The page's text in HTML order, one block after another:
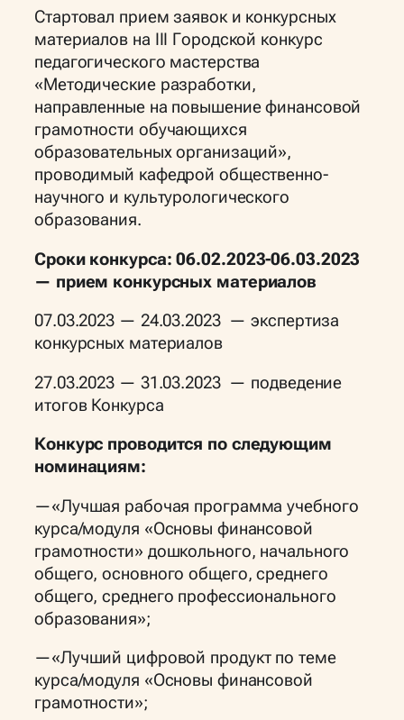
Стартовал прием заявок и конкурсных
материалов на III Городской конкурс
педагогического мастерства
«Методические разработки,
направленные на повышение финансовой
грамотности обучающихся
образовательных организаций»,
проводимый кафедрой общественно-
научного и культурологического
образования.
Сроки конкурса: 06.02.2023-06.03.2023
— прием конкурсных материалов
07.03.2023 — 24.03.2023 — экспертиза
конкурсных материалов
27.03.2023 — 31.03.2023 — подведение
итогов Конкурса
Конкурс проводится по следующим
номинациям:
—«Лучшая рабочая программа учебного
курса/модуля «Основы финансовой
грамотности» дошкольного, начального
общего, основного общего, среднего
общего, среднего профессионального
образования»;
—«Лучший цифровой продукт по теме
курса/модуля «Основы финансовой
грамотности»;